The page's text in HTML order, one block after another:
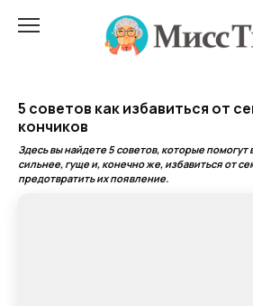
5 советов как избавиться от
кончиков
Здесь вы найдете 5 советов, которые помогут
сильнее, гуще и, конечно же, избавиться от
предотвратить их появление.